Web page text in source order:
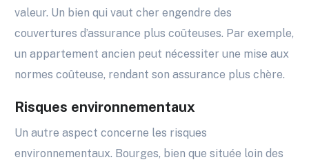
valeur. Un bien qui vaut cher engendre des
couvertures d’assurance plus coûteuses. Par exemple,
un appartement ancien peut nécessiter une mise aux
normes coûteuse, rendant son assurance plus chère.
Risques environnementaux
Un autre aspect concerne les risques
environnementaux. Bourges, bien que située loin des